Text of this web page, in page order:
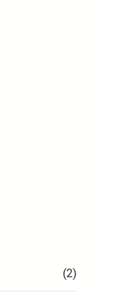
(2)